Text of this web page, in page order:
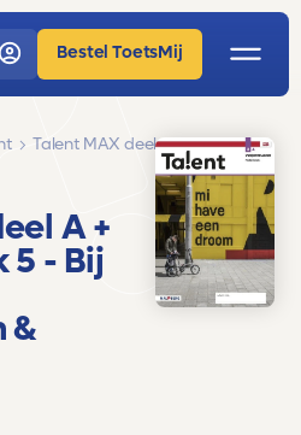
Bestel ToetsMij
Talent MAX deel A + B
A +
5 - Bij
&